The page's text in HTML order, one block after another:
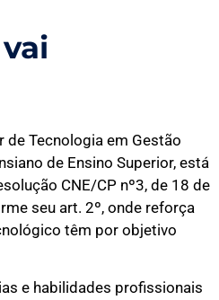
vai
de Tecnologia em Gestão
de Ensino Superior, está
CNE/CP nº3, de 18 de
seu art. 2º, onde reforça
têm por objetivo
e habilidades profissionais